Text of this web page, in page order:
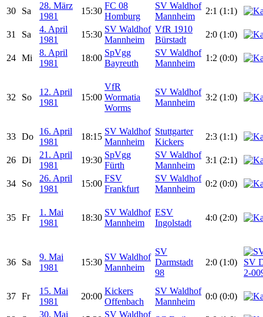
30 Sa
28. März
1981
15:30
FC 08
Homburg
SV Waldhof
Mannheim
2:1 (1:1)
31 Sa
4. April
1981
15:30
SV Waldhof
Mannheim
VfR 1910
Bürstadt
2:0 (1:0)
24 Mi
8. April
1981
18:00
SpVgg
Bayreuth
SV Waldhof
Mannheim
1:2 (0:0)
32 So
12. April
1981
15:00
VfR
Wormatia
Worms
SV Waldhof
Mannheim
3:2 (1:0)
33 Do
16. April
1981
18:15
SV Waldhof
Mannheim
Stuttgarter
Kickers
2:3 (1:1)
26 Di
21. April
1981
19:30
SpVgg
Fürth
SV Waldhof
Mannheim
3:1 (2:1)
34 So
26. April
1981
15:00
FSV
Frankfurt
SV Waldhof
Mannheim
0:2 (0:0)
35 Fr
1. Mai
1981
18:30
SV Waldhof
Mannheim
ESV
Ingolstadt
4:0 (2:0)
36 Sa
9. Mai
1981
15:30
SV Waldhof
Mannheim
SV
Darmstadt
98
2:0 (1:0)
37 Fr
15. Mai
1981
20:00
Kickers
Offenbach
SV Waldhof
Mannheim
0:0 (0:0)
30. Mai
SV Waldhof